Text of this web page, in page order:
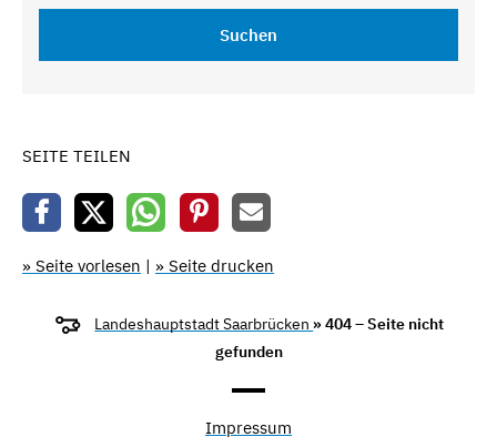
Suchen
SEITE TEILEN
» Seite vorlesen | » Seite drucken
Landeshauptstadt Saarbrücken » 404 – Seite nicht
gefunden
Impressum